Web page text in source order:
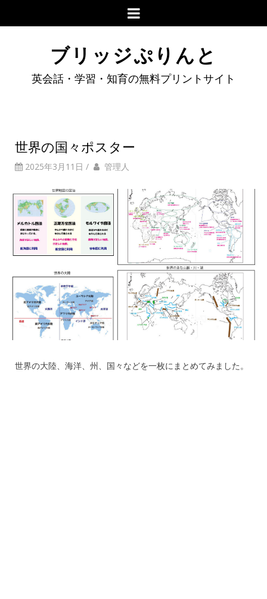
ブリッジぷりんと
英会話・学習・知育の無料プリントサイト
世界の国々ポスター
2025年3月11日 / 管理人
世界の大陸、海洋、州、国々などを一枚にまとめてみました。